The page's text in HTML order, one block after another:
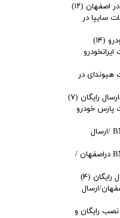
اصفهان (۱۲)
سایپا در
(۱۴)
هیوندای در
رایگان (۷)
پارس خودرو
باتری محصولات بی ام و BMW /ارسال
باتری محصولات بی ام و BMW دراصفهان /
رایگان (۴)
ارسال
نصب رایگان و